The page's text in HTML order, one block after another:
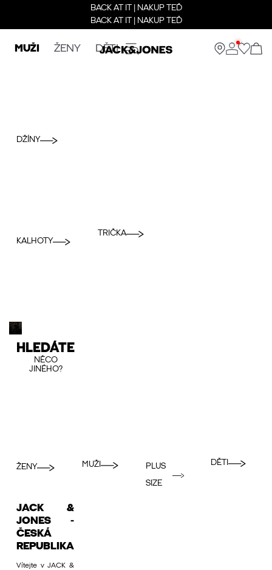
BACK AT IT | NAKUP TEĎ
BACK AT IT | NAKUP TEĎ
MUŽI ŽENY DĚTI
DŽÍNY
KALHOTY
TRIČKA
HLEDÁTE
NĚCO
JINÉHO?
ŽENY MUŽI
PLUS
SIZE
DĚTI
JACK &
JONES -
ČESKÁ
REPUBLIKA
Vítejte v JACK &